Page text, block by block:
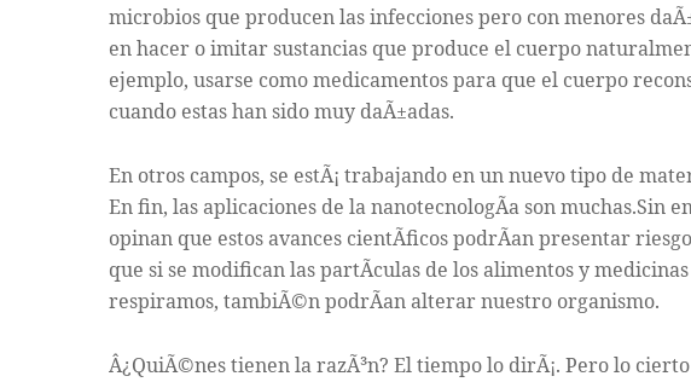
microbios que producen las infecciones pero con menores
en hacer o imitar sustancias que produce el cuerpo
ejemplo, usarse como medicamentos para que el cuerpo
cuando estas han sido muy daÃ±adas.
En otros campos, se estÃ¡ trabajando en un nuevo tipo de
En fin, las aplicaciones de la nanotecnologÃ­a son muchas.Sin
opinan que estos avances cientÃ­ficos podrÃ­an presentar
que si se modifican las partÃ­culas de los alimentos y
respiramos, tambiÃ©n podrÃ­an alterar nuestro organismo.
Â¿QuiÃ©nes tienen la razÃ³n? El tiempo lo dirÃ¡. Pero lo